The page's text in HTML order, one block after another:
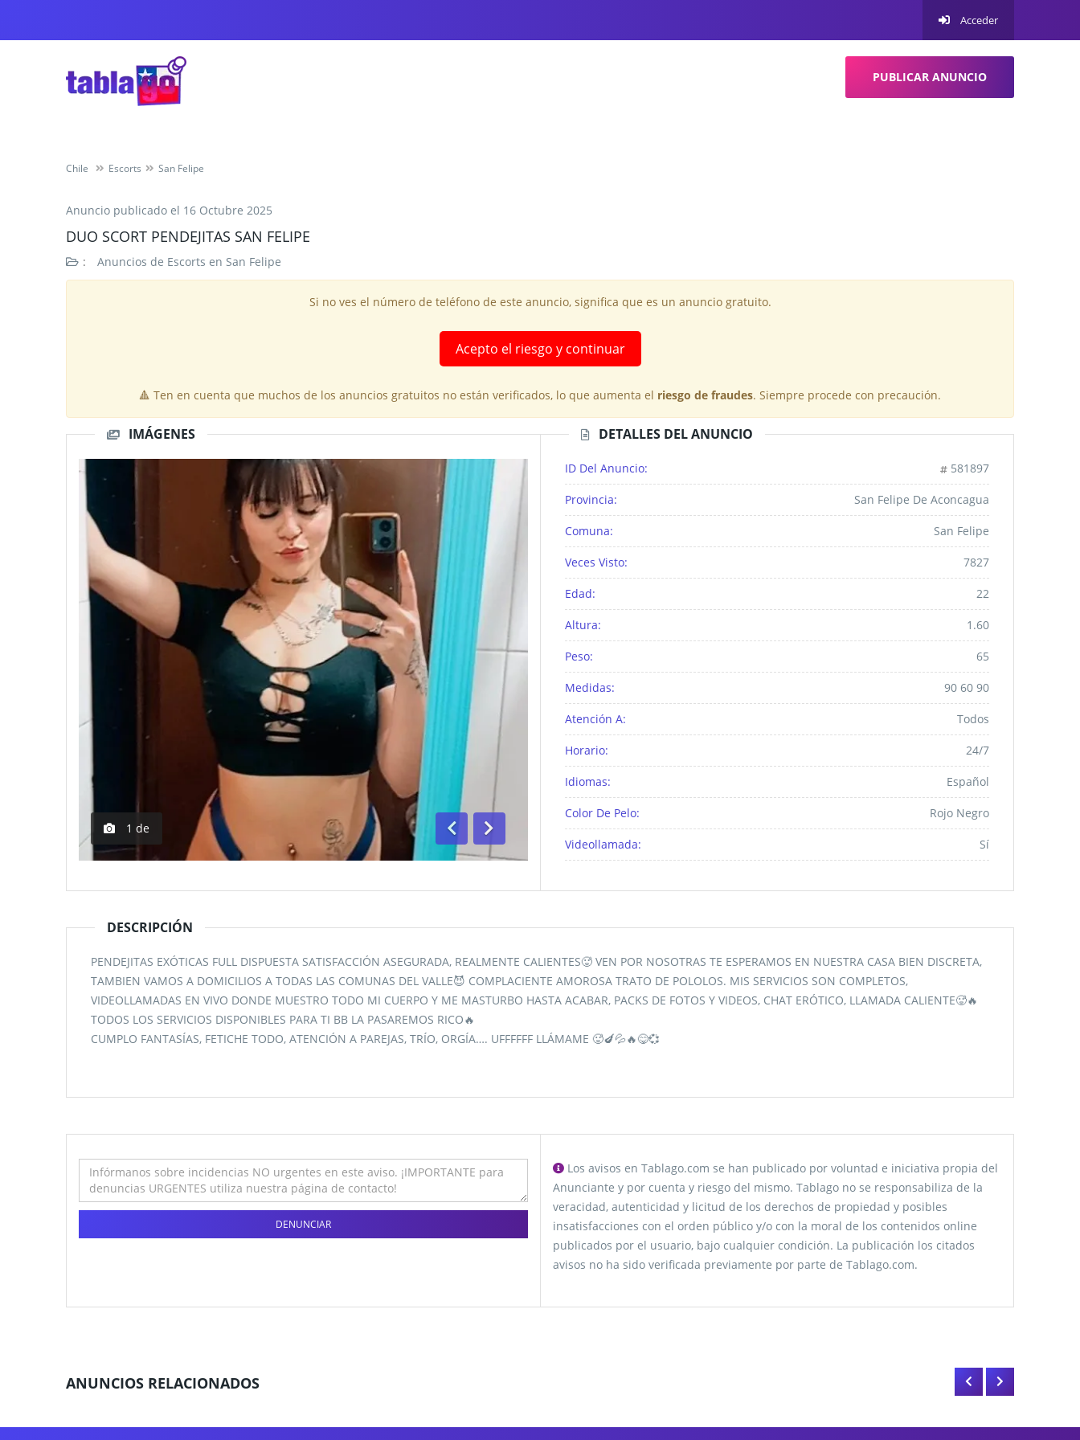
Acceder
PUBLICAR ANUNCIO
Chile Escorts San Felipe
Anuncio publicado el 16 Octubre 2025
DUO SCORT PENDEJITAS SAN FELIPE
: Anuncios de Escorts en San Felipe
Si no ves el número de teléfono de este anuncio, significa que es un anuncio gratuito.
Acepto el riesgo y continuar
🔺 Ten en cuenta que muchos de los anuncios gratuitos no están verificados, lo que aumenta el riesgo de fraudes. Siempre procede con precaución.
IMÁGENES
1 de
AnteriorSiguiente
DETALLES DEL ANUNCIO
ID Del Anuncio: 581897
Provincia: San Felipe De Aconcagua
Comuna: San Felipe
Veces Visto: 7827
Edad: 22
Altura: 1.60
Peso: 65
Medidas: 90 60 90
Atención A: Todos
Horario: 24/7
Idiomas: Español
Color De Pelo: Rojo Negro
Videollamada: Sí
DESCRIPCIÓN
PENDEJITAS EXÓTICAS FULL DISPUESTA SATISFACCIÓN ASEGURADA, REALMENTE CALIENTES🥵 VEN POR NOSOTRAS TE ESPERAMOS EN NUESTRA CASA BIEN DISCRETA,
TAMBIEN VAMOS A DOMICILIOS A TODAS LAS COMUNAS DEL VALLE😈 COMPLACIENTE AMOROSA TRATO DE POLOLOS. MIS SERVICIOS SON COMPLETOS,
VIDEOLLAMADAS EN VIVO DONDE MUESTRO TODO MI CUERPO Y ME MASTURBO HASTA ACABAR, PACKS DE FOTOS Y VIDEOS, CHAT ERÓTICO, LLAMADA CALIENTE🥵🔥
TODOS LOS SERVICIOS DISPONIBLES PARA TI BB LA PASAREMOS RICO🔥
CUMPLO FANTASÍAS, FETICHE TODO, ATENCIÓN A PAREJAS, TRÍO, ORGÍA…. UFFFFFF LLÁMAME 🥵🍆💦🔥😋💞
DENUNCIAR
Los avisos en Tablago.com se han publicado por voluntad e iniciativa propia del
Anunciante y por cuenta y riesgo del mismo. Tablago no se responsabiliza de la
veracidad, autenticidad y licitud de los derechos de propiedad y posibles
insatisfacciones con el orden público y/o con la moral de los contenidos online
publicados por el usuario, bajo cualquier condición. La publicación los citados
avisos no ha sido verificada previamente por parte de Tablago.com.
ANUNCIOS RELACIONADOS